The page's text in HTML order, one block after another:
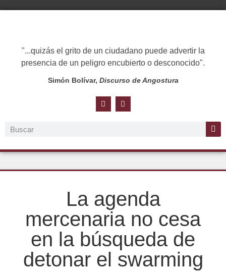
"...quizás el grito de un ciudadano puede advertir la
presencia de un peligro encubierto o desconocido".
Simón Bolívar, Discurso de Angostura
La agenda
mercenaria no cesa
en la búsqueda de
detonar el swarming